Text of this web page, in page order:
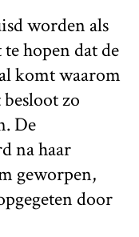
worden als
hopen dat de
komt waarom
zo
De
na haar
geworpen,
door